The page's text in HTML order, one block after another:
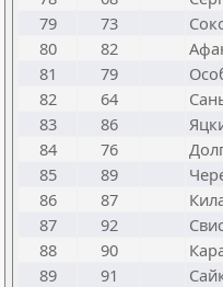
79
73
80
82
81
79
82
64
83
86
84
76
85
89
86
87
87
92
88
90
89
91